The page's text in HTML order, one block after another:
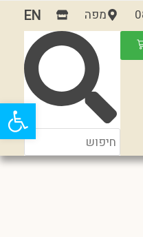
מפה EN